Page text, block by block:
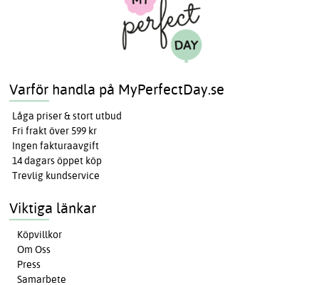
Varför handla på MyPerfectDay.se
Låga priser & stort utbud
Fri frakt över 599 kr
Ingen fakturaavgift
14 dagars öppet köp
Trevlig kundservice
Viktiga länkar
Köpvillkor
Om Oss
Press
Samarbete